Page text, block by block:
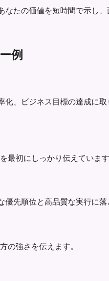
なたの価値を短時間で示し
例
化、ビジネス目標の達成
最初にしっかり伝えています
優先順位と高品質な実行に
の強さを伝えます。